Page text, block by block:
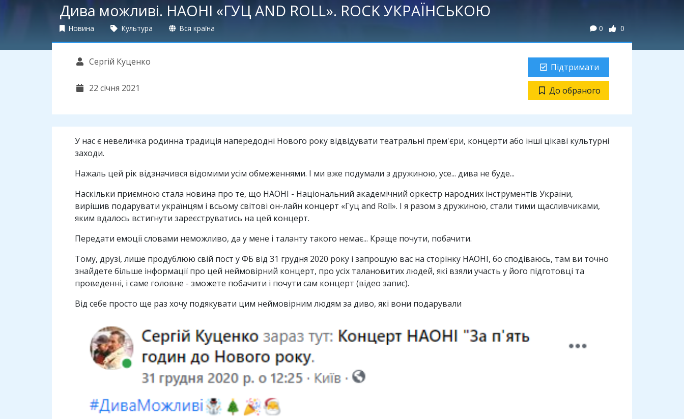
Дива можливі. НАОНІ «ГУЦ AND ROLL». ROCK УКРАЇНСЬКОЮ
Новина Культура Вся країна 0 0
Сергій Куценко
22 січня 2021
Підтримати
До обраного
У нас є невеличка родинна традиція напередодні Нового року відвідувати театральні прем'єри, концерти або інші цікаві культурні
заходи.
Нажаль цей рік відзначився відомими усім обмеженнями. І ми вже подумали з дружиною, усе... дива не буде...
Наскільки приємною стала новина про те, що НАОНІ - Національний академічний оркестр народних інструментів України,
вирішив подарувати українцям і всьому світові он-лайн концерт «Гуц and Roll». І я разом з дружиною, стали тими щасливчиками,
яким вдалось встигнути зареєструватись на цей концерт.
Передати емоції словами неможливо, да у мене і таланту такого немає... Краще почути, побачити.
Тому, друзі, лише продублюю свій пост у ФБ від 31 грудня 2020 року і запрошую вас на сторінку НАОНІ, бо сподіваюсь, там ви точно
знайдете більше інформації про цей неймовірний концерт, про усіх талановитих людей, які взяли участь у його підготовці та
проведенні, і саме головне - зможете побачити і почути сам концерт (відео запис).
Від себе просто ще раз хочу подякувати цим неймовірним людям за диво, які вони подарували